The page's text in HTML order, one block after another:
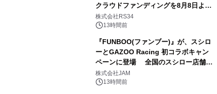
クラウドファンディングを8月8日より
開始
株式会社RS34
13時間前
『FUNBOO(ファンブー)』が、スシロ
ーとGAZOO Racing 初コラボキャン
ペーンに登場 全国のスシロー店舗で
GR 4車種の FUNBOO(ミニカー)付き
メニューが展開されます
株式会社JAM
13時間前